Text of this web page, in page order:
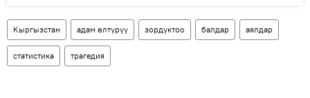
Кыргызстан адам өлтүрүү зордуктоо балдар аялдар
статистика трагедия